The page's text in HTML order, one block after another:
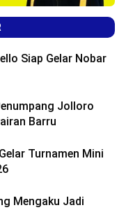
Siap Gelar Nobar
Jolloro
Barru
Turnamen Mini
Mengaku Jadi